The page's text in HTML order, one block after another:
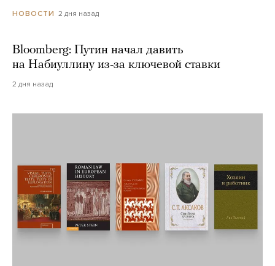
НОВОСТИ 2 дня назад
Bloomberg: Путин начал давить
на Набиуллину из-за ключевой ставки
2 дня назад